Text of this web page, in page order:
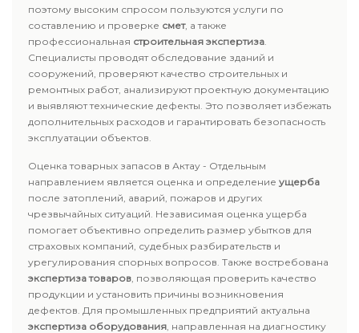
поэтому высоким спросом пользуются услуги по
составлению и проверке смет, а также
профессиональная строительная экспертиза.
Специалисты проводят обследование зданий и
сооружений, проверяют качество строительных и
ремонтных работ, анализируют проектную документацию
и выявляют технические дефекты. Это позволяет избежать
дополнительных расходов и гарантировать безопасность
эксплуатации объектов.
Оценка товарных запасов в Актау - Отдельным
направлением является оценка и определение ущерба
после затоплений, аварий, пожаров и других
чрезвычайных ситуаций. Независимая оценка ущерба
помогает объективно определить размер убытков для
страховых компаний, судебных разбирательств и
урегулирования спорных вопросов. Также востребована
экспертиза товаров, позволяющая проверить качество
продукции и установить причины возникновения
дефектов. Для промышленных предприятий актуальна
экспертиза оборудования, направленная на диагностику